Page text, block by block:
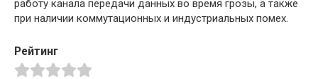
работу канала передачи данных во время грозы, а также
при наличии коммутационных и индустриальных помех.
Рейтинг